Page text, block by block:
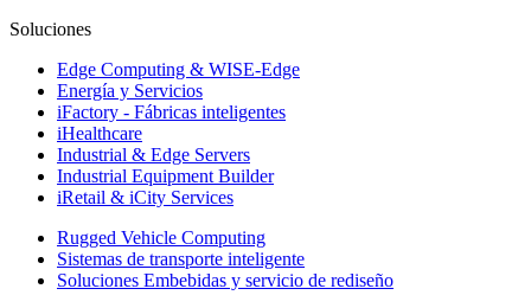
Soluciones
Edge Computing & WISE-Edge
Energía y Servicios
iFactory - Fábricas inteligentes
iHealthcare
Industrial & Edge Servers
Industrial Equipment Builder
iRetail & iCity Services
Rugged Vehicle Computing
Sistemas de transporte inteligente
Soluciones Embebidas y servicio de rediseño